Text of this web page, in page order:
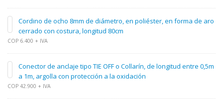
Cordino de ocho 8mm de diámetro, en poliéster, en forma de aro
cerrado con costura, longitud 80cm
COP 6.400 + IVA
Conector de anclaje tipo TIE OFF o Collarín, de longitud entre 0,5m
a 1m, argolla con protección a la oxidación
COP 42.900 + IVA